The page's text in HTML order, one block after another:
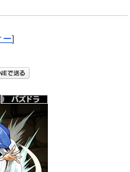
ー]